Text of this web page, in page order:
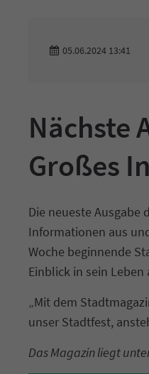
05.06.2024 13:41
Nächste
Großes
Die neueste
Informationen aus
Woche beginnende
Einblick in sein
„Mit dem
unser Stadtfest,
Das Magazin liegt